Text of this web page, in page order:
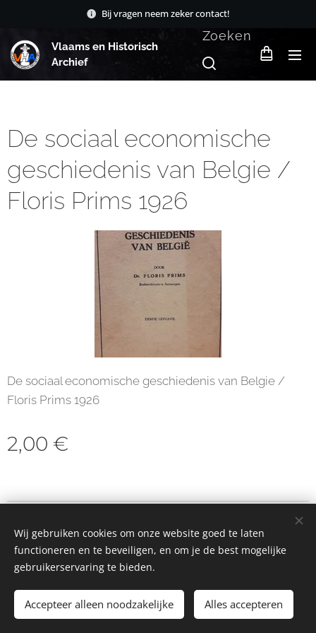
Bij vragen neem zeker contact!
Vlaams en Historisch
Archief
Zoeken
De sociaal economische
geschiedenis van Belgie /
Floris Prims 1926
De sociaal economische geschiedenis van Belgie /
Floris Prims 1926
2,00 €
Toevoegen aan de winkelwagen
Cookies
Wij gebruiken cookies om onze website goed te laten
functioneren en te beveiligen, en om je de best mogelijke
gebruikerservaring te bieden.
Accepteer alleen noodzakelijke Alles accepteren